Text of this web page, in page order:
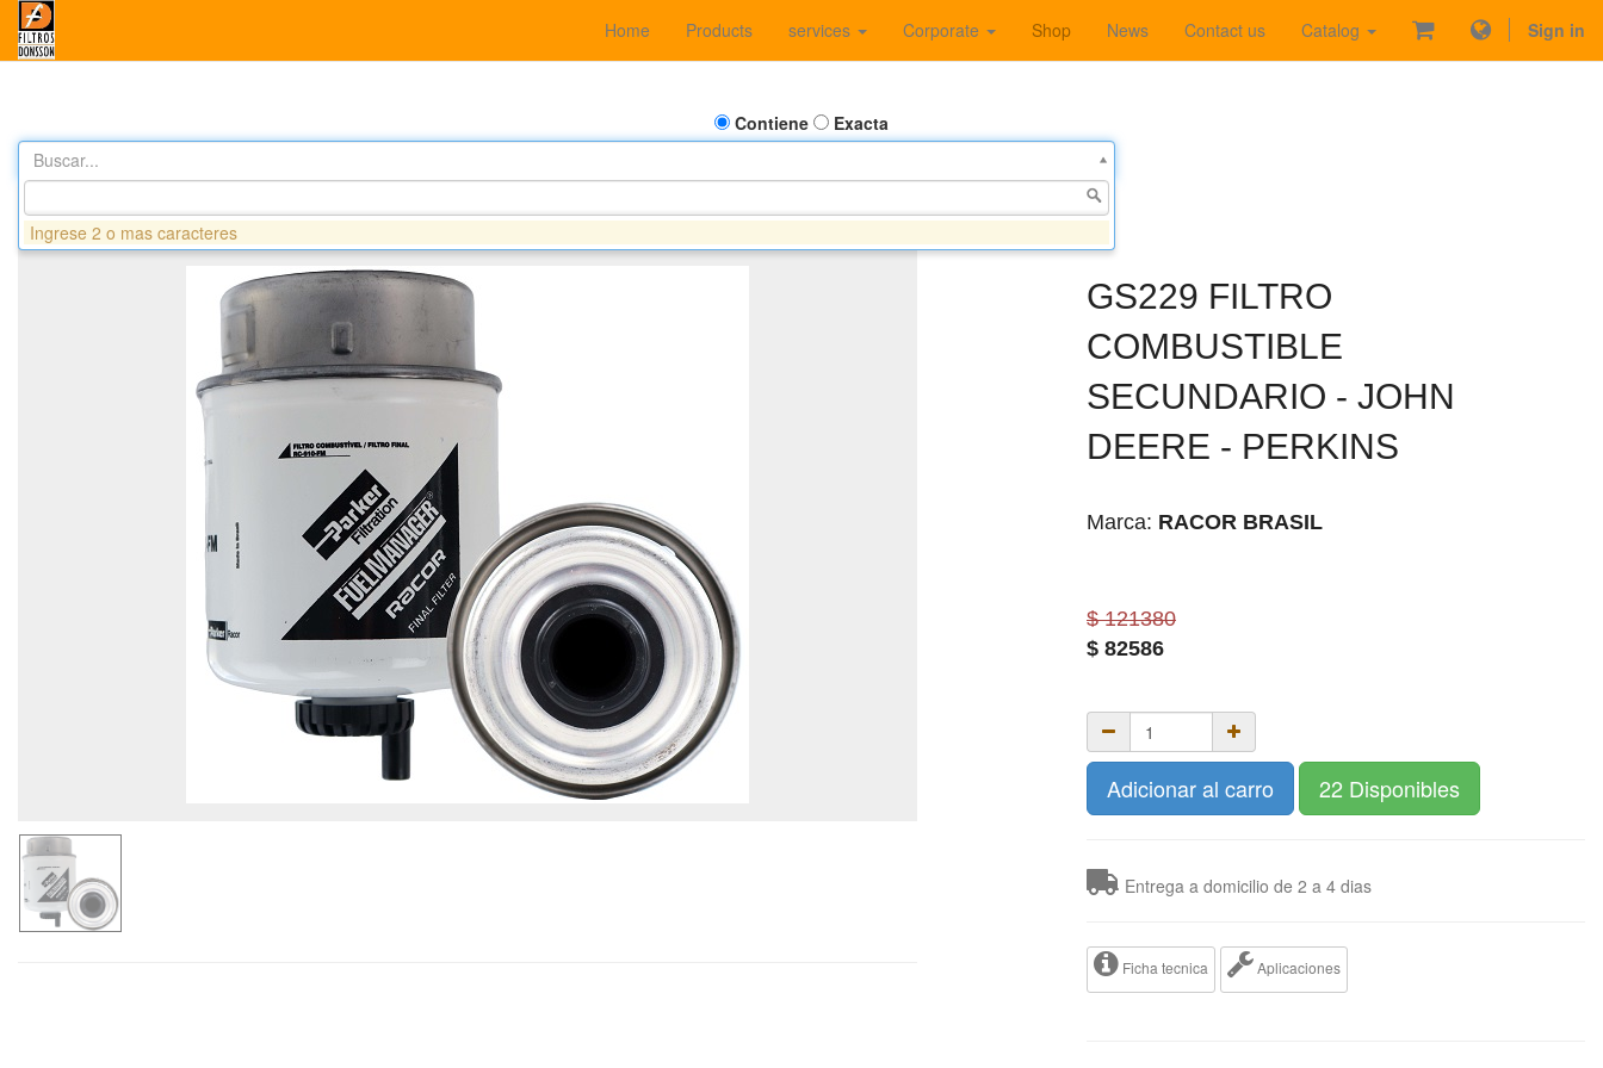
Home Products services Corporate Shop News Contact us Catalog Sign in
Contiene
Exacta
Buscar...
GS229 FILTRO
COMBUSTIBLE
SECUNDARIO - JOHN
DEERE - PERKINS
Marca: RACOR BRASIL
$ 121380
$ 82586
Adicionar al carro 22 Disponibles
Entrega a domicilio de 2 a 4 dias
Ficha tecnica Aplicaciones
Ingrese 2 o mas caracteres